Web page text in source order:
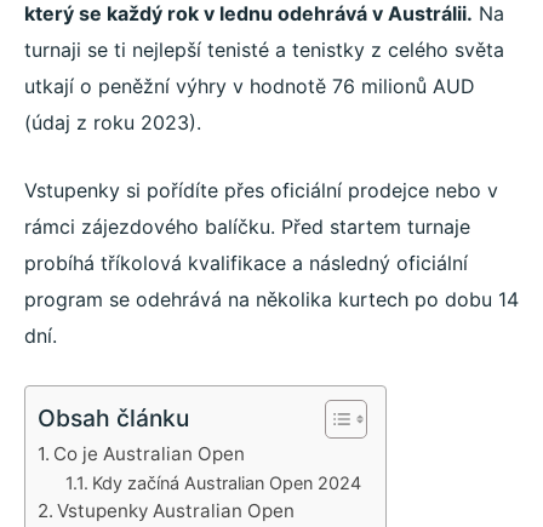
který se každý rok v lednu odehrává v Austrálii. Na
turnaji se ti nejlepší tenisté a tenistky z celého světa
utkají o peněžní výhry v hodnotě 76 milionů AUD
(údaj z roku 2023).
Vstupenky si pořídíte přes oficiální prodejce nebo v
rámci zájezdového balíčku. Před startem turnaje
probíhá tříkolová kvalifikace a následný oficiální
program se odehrává na několika kurtech po dobu 14
dní.
Obsah článku
Co je Australian Open
Kdy začíná Australian Open 2024
Vstupenky Australian Open